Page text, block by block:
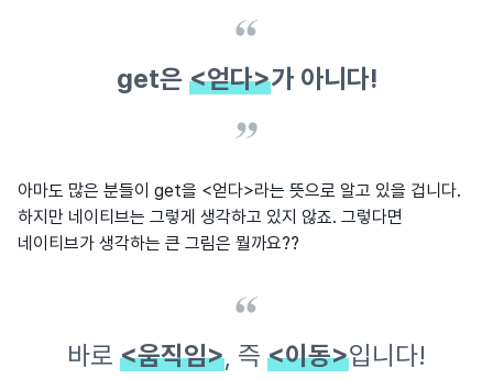
get은 <얻다>가 아니다!
아마도 많은 분들이 get을 <얻다>라는 뜻으로 알고 있을 겁니다.
하지만 네이티브는 그렇게 생각하고 있지 않죠. 그렇다면
네이티브가 생각하는 큰 그림은 뭘까요??
바로 <움직임>, 즉 <이동>입니다!